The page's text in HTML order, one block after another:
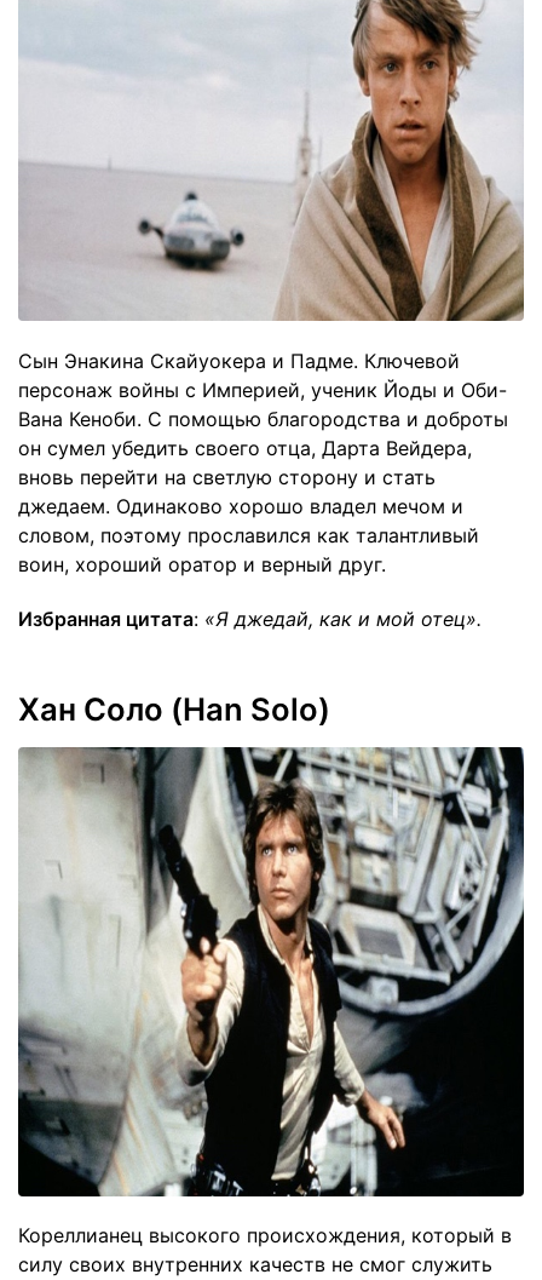
Сын Энакина Скайуокера и Падме. Ключевой
персонаж войны с Империей, ученик Йоды и Оби-
Вана Кеноби. С помощью благородства и доброты
он сумел убедить своего отца, Дарта Вейдера,
вновь перейти на светлую сторону и стать
джедаем. Одинаково хорошо владел мечом и
словом, поэтому прославился как талантливый
воин, хороший оратор и верный друг.
Избранная цитата: «Я джедай, как и мой отец».
Хан Соло (Han Solo)
Кореллианец высокого происхождения, который в
силу своих внутренних качеств не смог служить